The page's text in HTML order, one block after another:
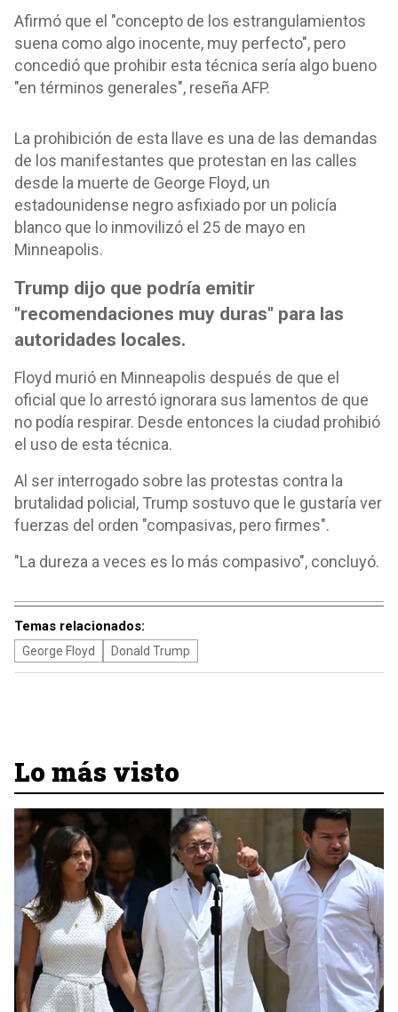
Afirmó que el "concepto de los estrangulamientos
suena como algo inocente, muy perfecto", pero
concedió que prohibir esta técnica sería algo bueno
"en términos generales", reseña AFP.
La prohibición de esta llave es una de las demandas
de los manifestantes que protestan en las calles
desde la muerte de George Floyd, un
estadounidense negro asfixiado por un policía
blanco que lo inmovilizó el 25 de mayo en
Minneapolis.
Trump dijo que podría emitir
"recomendaciones muy duras" para las
autoridades locales.
Floyd murió en Minneapolis después de que el
oficial que lo arrestó ignorara sus lamentos de que
no podía respirar. Desde entonces la ciudad prohibió
el uso de esta técnica.
Al ser interrogado sobre las protestas contra la
brutalidad policial, Trump sostuvo que le gustaría ver
fuerzas del orden "compasivas, pero firmes".
"La dureza a veces es lo más compasivo", concluyó.
Temas relacionados:
George Floyd Donald Trump
Lo más visto